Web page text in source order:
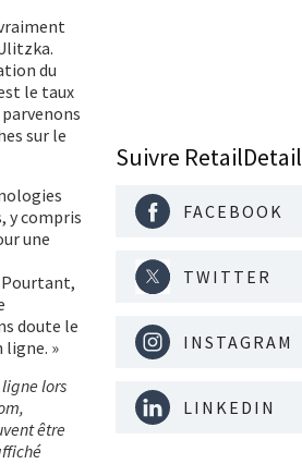
du
le taux
sur le
y compris
une
Pourtant,
doute le
ligne. »
lors
être
Suivre RetailDetail
FACEBOOK
TWITTER
INSTAGRAM
LINKEDIN